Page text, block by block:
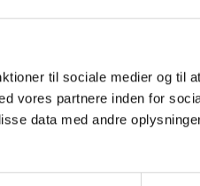
til sociale medier og til
vores partnere inden for
data med andre
P Q R S T